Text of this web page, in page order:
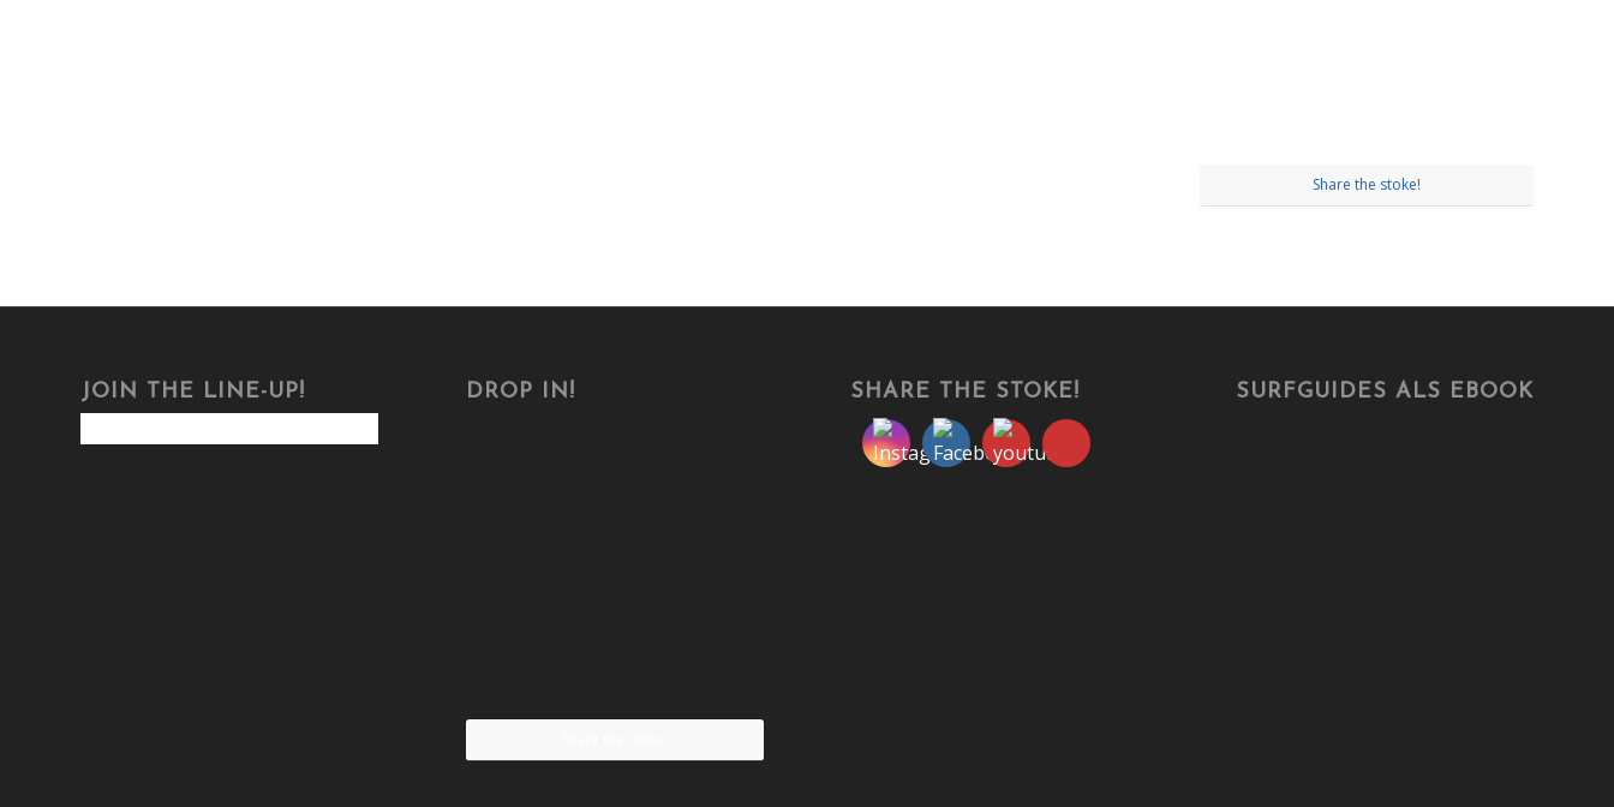
Share the stoke!
JOIN THE LINE-UP! DROP IN! SHARE THE STOKE! SURFGUIDES ALS EBOOK